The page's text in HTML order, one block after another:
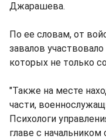
Джарашева.
По ее словам, от
завалов
которых не только
"Также на месте
части,
Психологи
главе с